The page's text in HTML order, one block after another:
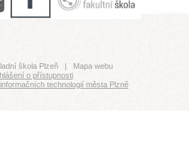
škola Plzeň |
Mapa webu
o přístupnosti
technologií města Plzně